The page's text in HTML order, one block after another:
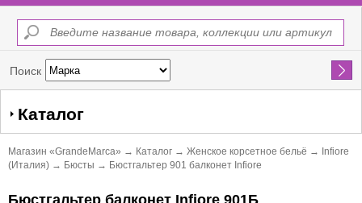
Поиск Найти
Каталог
Магазин «GrandeMarca» → Каталог → Женское корсетное бельё → Infiore
(Италия) → Бюсты → Бюстгальтер 901 балконет Infiore
Бюстгальтер балконет Infiore 901Б